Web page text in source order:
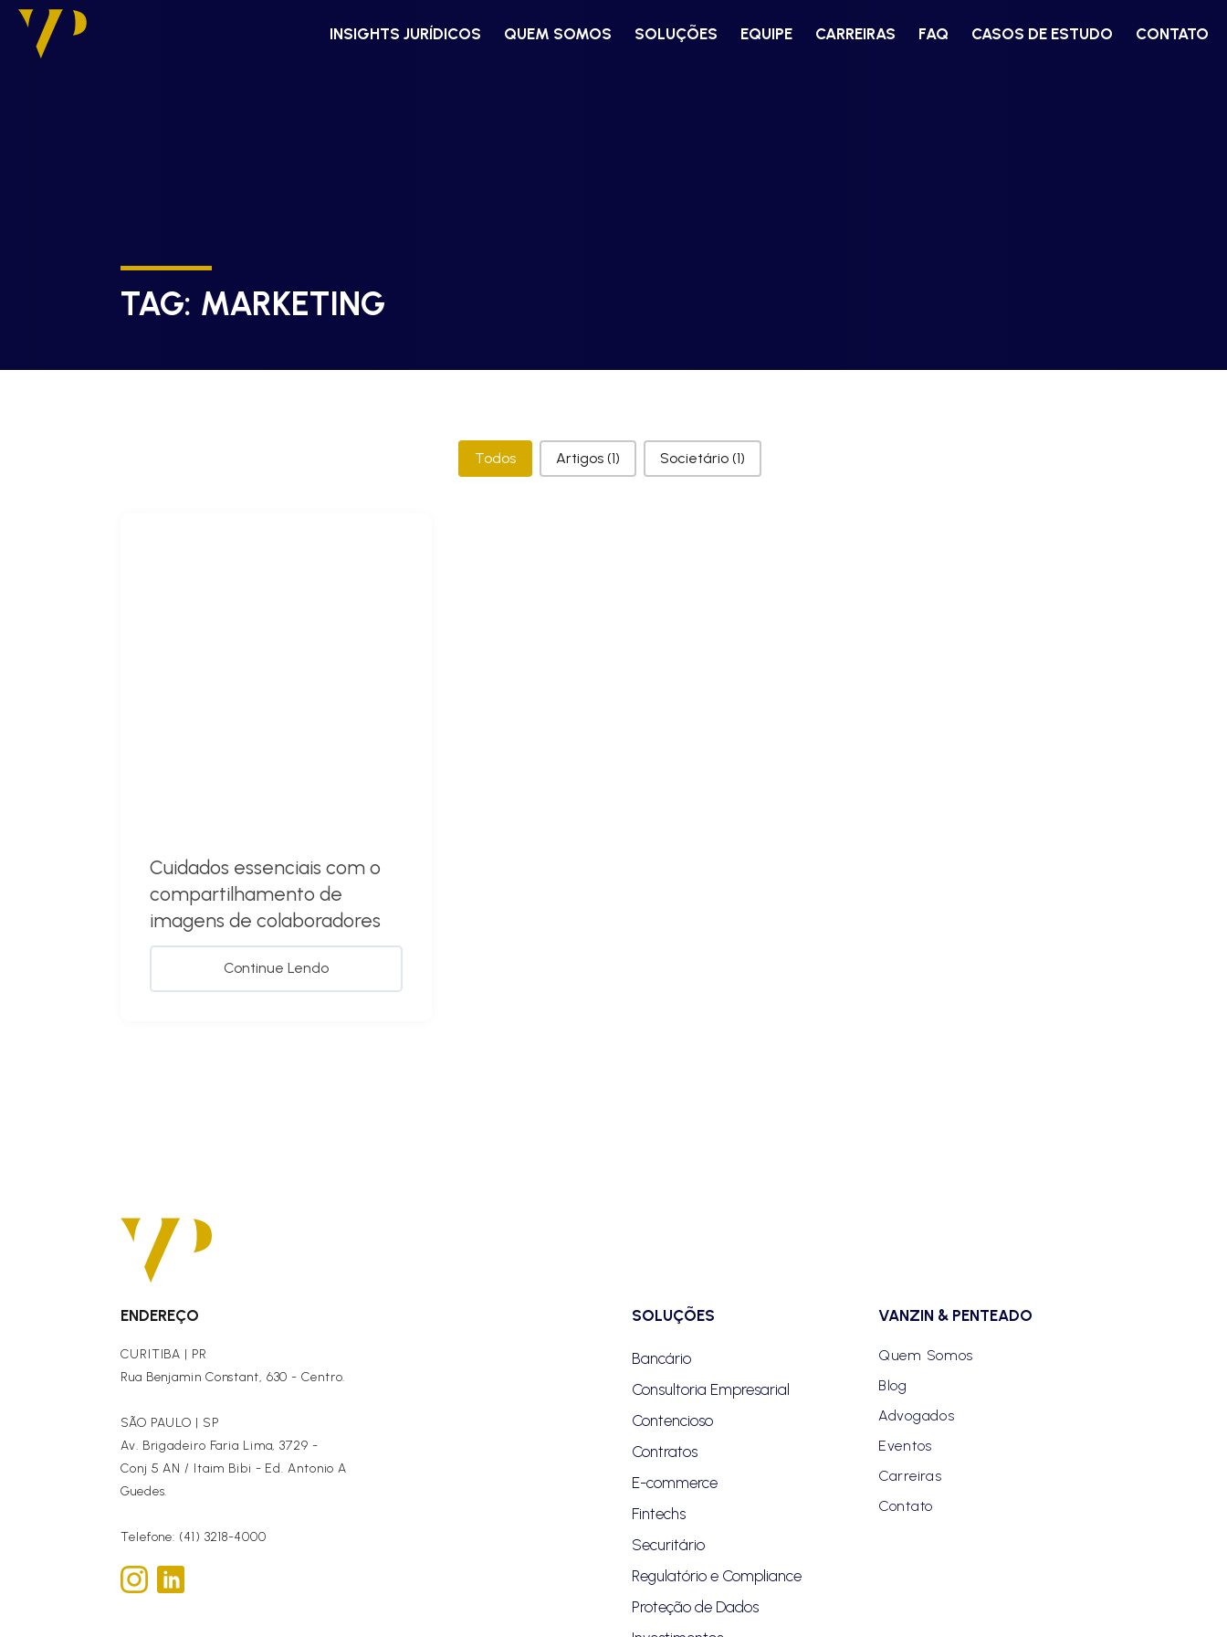
INSIGHTS JURÍDICOS QUEM SOMOS SOLUÇÕES EQUIPE CARREIRAS FAQ CASOS DE ESTUDO CONTATO
TAG: MARKETING
Categorias
Todos Artigos (1) Societário (1)
Cuidados essenciais com o
compartilhamento de
imagens de colaboradores
Continue Lendo
ENDEREÇO
CURITIBA | PR
Rua Benjamin Constant, 630 - Centro.
SÃO PAULO | SP
Av. Brigadeiro Faria Lima, 3729 -
Conj 5 AN / Itaim Bibi - Ed. Antonio A
Guedes.
Telefone: (41) 3218-4000
SOLUÇÕES
Bancário
Consultoria Empresarial
Contencioso
Contratos
E-commerce
Fintechs
Securitário
Regulatório e Compliance
Proteção de Dados
VANZIN & PENTEADO
Quem Somos
Blog
Advogados
Eventos
Carreiras
Contato